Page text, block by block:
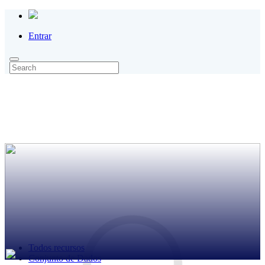
Entrar
Todos recursos
Conjunto de Dados